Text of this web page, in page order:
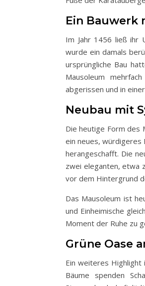
Ein Bauwerk
Im Jahr 1456 ließ ihr
wurde ein damals
ursprüngliche Bau
Mausoleum
abgerissen und in
Neubau mit
Die heutige Form des
ein neues, würdigeres
herangeschafft. Die
zwei eleganten, etwa
vor dem Hintergrund
Das Mausoleum ist
und Einheimische
Moment der Ruhe zu
Grüne Oase
Ein weiteres Highlight
Bäume spenden